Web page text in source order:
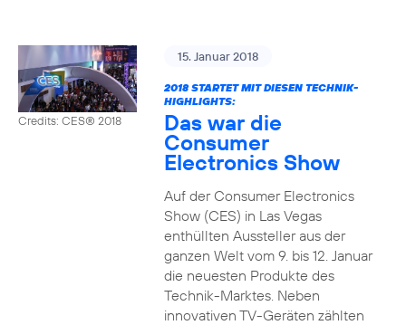
Credits: CES® 2018
15. Januar 2018
2018 STARTET MIT DIESEN TECHNIK-
HIGHLIGHTS:
Das war die
Consumer
Electronics Show
Auf der Consumer Electronics
Show (CES) in Las Vegas
enthüllten Aussteller aus der
ganzen Welt vom 9. bis 12. Januar
die neuesten Produkte des
Technik-Marktes. Neben
innovativen TV-Geräten zählten